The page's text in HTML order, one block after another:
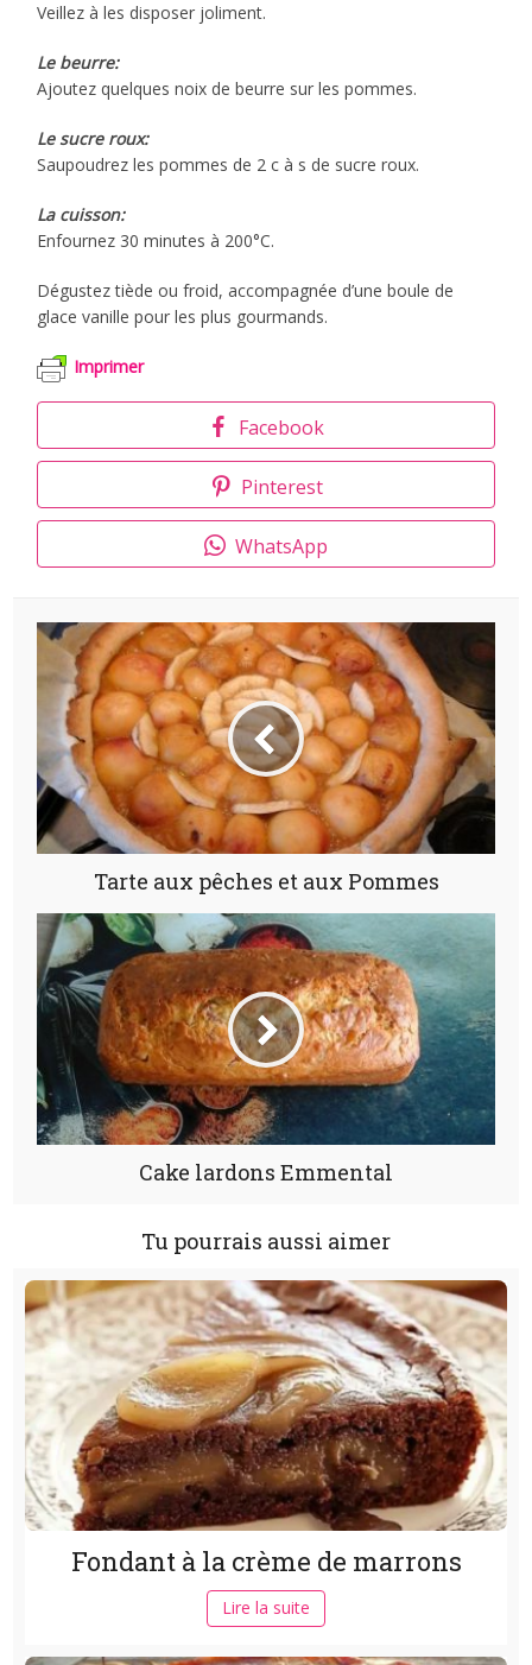
Veillez à les disposer joliment.
Le beurre:
Ajoutez quelques noix de beurre sur les pommes.
Le sucre roux:
Saupoudrez les pommes de 2 c à s de sucre roux.
La cuisson:
Enfournez 30 minutes à 200°C.
Dégustez tiède ou froid, accompagnée d’une boule de
glace vanille pour les plus gourmands.
Imprimer
Facebook
Pinterest
WhatsApp
Tarte aux pêches et aux Pommes
Cake lardons Emmental
Tu pourrais aussi aimer
Fondant à la crème de marrons
Lire la suite